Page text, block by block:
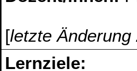
[letzte Änderung
Lernziele: